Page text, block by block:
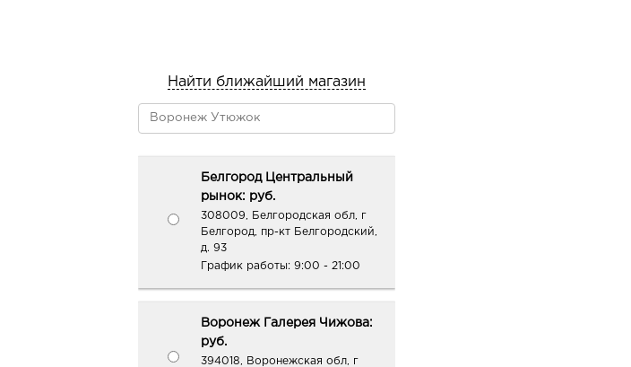
Найти ближайший магазин
Белгород Центральный
рынок: руб.
308009, Белгородская обл, г
Белгород, пр-кт Белгородский,
д. 93
График работы: 9:00 - 21:00
Воронеж Галерея Чижова:
руб.
394018, Воронежская обл, г